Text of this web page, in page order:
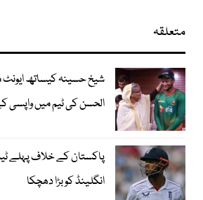
متعلقہ
شیخ حسینہ کیساتھ
الحسن کی ٹیم میں واپسی
پاکستان کے خلاف پہلے
انگلینڈ کو بڑا دھچکا